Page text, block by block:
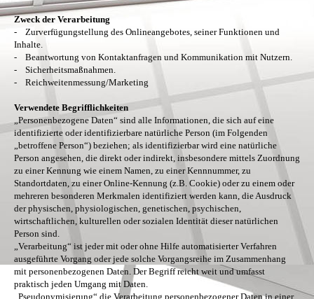
Zweck der Verarbeitung
- Zurverfügungstellung des Onlineangebotes, seiner Funktionen und
Inhalte.
- Beantwortung von Kontaktanfragen und Kommunikation mit Nutzern.
- Sicherheitsmaßnahmen.
- Reichweitenmessung/Marketing
Verwendete Begrifflichkeiten
„Personenbezogene Daten“ sind alle Informationen, die sich auf eine
identifizierte oder identifizierbare natürliche Person (im Folgenden
„betroffene Person“) beziehen; als identifizierbar wird eine natürliche
Person angesehen, die direkt oder indirekt, insbesondere mittels Zuordnung
zu einer Kennung wie einem Namen, zu einer Kennnummer, zu
Standortdaten, zu einer Online-Kennung (z.B. Cookie) oder zu einem oder
mehreren besonderen Merkmalen identifiziert werden kann, die Ausdruck
der physischen, physiologischen, genetischen, psychischen,
wirtschaftlichen, kulturellen oder sozialen Identität dieser natürlichen
Person sind.
„Verarbeitung“ ist jeder mit oder ohne Hilfe automatisierter Verfahren
ausgeführte Vorgang oder jede solche Vorgangsreihe im Zusammenhang
mit personenbezogenen Daten. Der Begriff reicht weit und umfasst
praktisch jeden Umgang mit Daten.
„Pseudonymisierung“ die Verarbeitung personenbezogener Daten in einer